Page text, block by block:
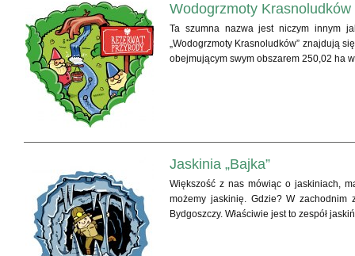
Wodogrzmoty Krasnoludków
Ta szumna nazwa jest niczym innym
„Wodogrzmoty Krasnoludków” znajdują
obejmującym swym obszarem 250,02 ha
Jaskinia „Bajka”
Większość z nas mówiąc o jaskiniach,
możemy jaskinię. Gdzie? W zachodnim
Bydgoszczy. Właściwie jest to zespół